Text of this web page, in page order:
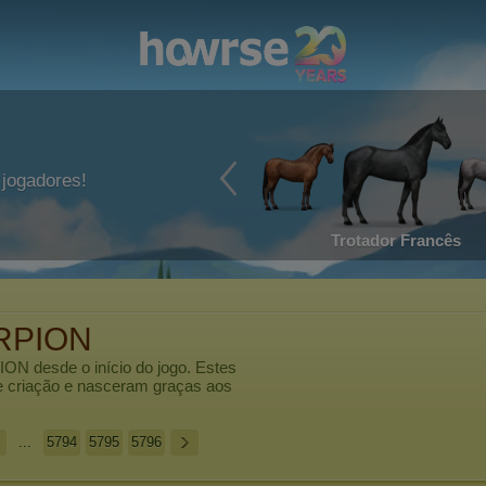
Trotador Francês
desde o início do jogo. Estes
criação e nasceram graças aos
... 5794 5795 5796